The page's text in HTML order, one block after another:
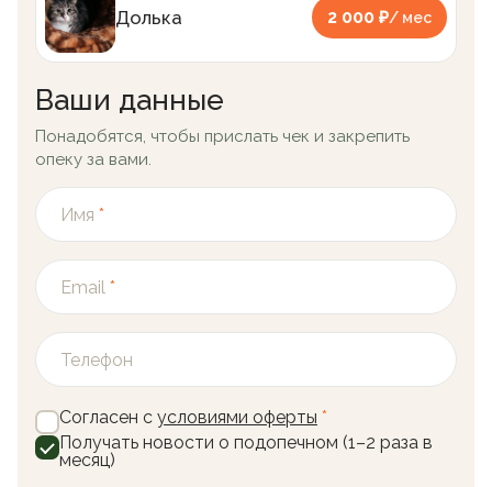
Долька 2 000 ₽/ мес
Ваши данные
Понадобятся, чтобы прислать чек и закрепить
опеку за вами.
Имя *
Email *
Телефон
Согласен с условиями оферты *
Получать новости о подопечном (1–2 раза в
месяц)